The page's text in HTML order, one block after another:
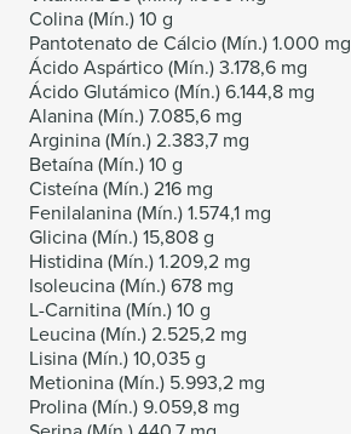
Colina (Mín.) 10 g
Pantotenato de Cálcio (Mín.) 1.000 mg
Ácido Aspártico (Mín.) 3.178,6 mg
Ácido Glutámico (Mín.) 6.144,8 mg
Alanina (Mín.) 7.085,6 mg
Arginina (Mín.) 2.383,7 mg
Betaína (Mín.) 10 g
Cisteína (Mín.) 216 mg
Fenilalanina (Mín.) 1.574,1 mg
Glicina (Mín.) 15,808 g
Histidina (Mín.) 1.209,2 mg
Isoleucina (Mín.) 678 mg
L-Carnitina (Mín.) 10 g
Leucina (Mín.) 2.525,2 mg
Lisina (Mín.) 10,035 g
Metionina (Mín.) 5.993,2 mg
Prolina (Mín.) 9.059,8 mg